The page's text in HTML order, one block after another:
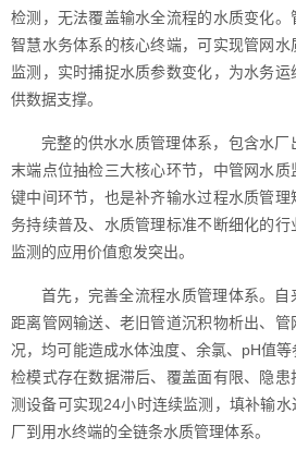
检测，无法覆盖输水全流程的水质变化
智慧水务体系的核心终端，可实现管网
监测，实时捕捉水质参数变化，为水务
供数据支撑。
完整的供水水质管理体系，包含水厂
末端点位抽检三大核心环节，中管网水
键中间环节，也是补齐输水过程水质管
务持续普及、水质管理标准不断细化的
监测的应用价值愈发突出。
首先，完善全流程水质管理体系。
距离管网输送、老旧管道沉积物析出、
况，均可能造成水体浊度、余氯、pH值
检模式存在数据滞后、覆盖面有限、隐
测设备可实现24小时连续监测，填补输
厂到用水终端的全链条水质管理体系。